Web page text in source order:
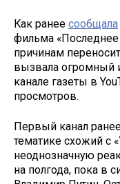
Как ранее сообщала
фильма
причинам
вызвала огромный
канале газеты в
просмотров.
Первый канал
тематике схожий с
неоднозначную
на полгода, пока в